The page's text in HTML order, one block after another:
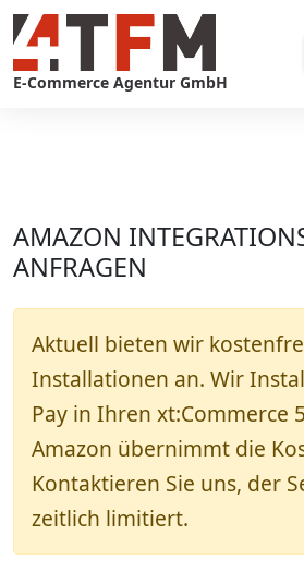
Skip
to
content
E-Commerce Agentur GmbH
AMAZON
ANFRAGEN
Aktuell bieten wir
Installationen an. Wir
Pay in Ihren xt:Commerce
Amazon übernimmt die
Kontaktieren Sie uns, der
zeitlich limitiert.